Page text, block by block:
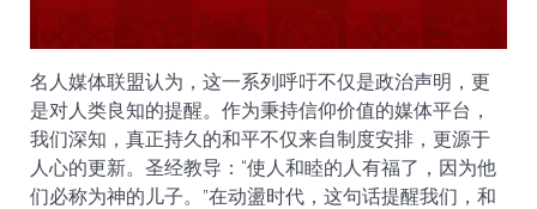
名人媒体联盟认为，这一系列呼吁不仅是政治声明，更
是对人类良知的提醒。作为秉持信仰价值的媒体平台，
我们深知，真正持久的和平不仅来自制度安排，更源于
人心的更新。圣经教导：“使人和睦的人有福了，因为他
们必称为神的儿子。”在动盪时代，这句话提醒我们，和